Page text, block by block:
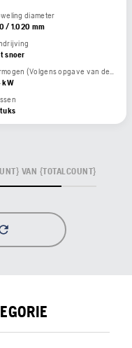
diameter
/ 1.020 mm
snoer
Vermogen (Volgens opgave van de motorfabrikant)
kW
VAN {TOTALCOUNT}